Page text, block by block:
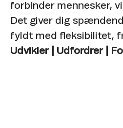
forbinder mennesker,
Det giver dig
fyldt med fleksibilitet,
Udvikler | Udfordrer |